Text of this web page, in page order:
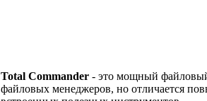
Total Commander - это мощный
файловых менеджеров, но отличается